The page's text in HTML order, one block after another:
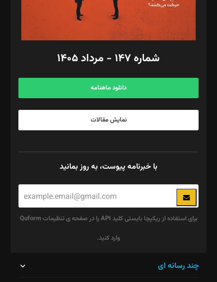
گرافیک و صفحه‌آرایی: سید‌سبحان‌علی ثابت
مد‌یر توسعه تجاری: کامبیز برید‌
امور مالی: شاپور رهبری، محمد‌ کاظمی‌نیا
آگهی و مشترکین: ۰۹۱۹۹۹۹۰۴۵۴
شماره ۱۴۷ - مرداد ۱۴۰۵
دانلود ماهنامه
نمایش مقالات
با خبرنامه پیوست، به روز بمانید
برای استفاده از ریکپچا بایستی کلید API را در صفحه ی تنظیمات Quform
وارد کنید.
چند رسانه ای